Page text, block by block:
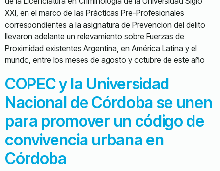
XXI, en el marco de las Prácticas Pre-Profesionales
correspondientes a la asignatura de Prevención del delito
llevaron adelante un relevamiento sobre Fuerzas de
Proximidad existentes Argentina, en América Latina y el
mundo, entre los meses de agosto y octubre de este año
COPEC y la Universidad
Nacional de Córdoba se unen
para promover un código de
convivencia urbana en
Córdoba